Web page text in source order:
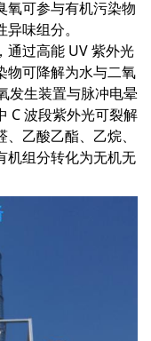
氧可参与有机污染物
味组分。
通过高能 UV 紫外光
物可降解为水与二氧
发生装置与脉冲电晕
C 波段紫外光可裂解
乙酸乙酯、乙烷、
机组分转化为无机无